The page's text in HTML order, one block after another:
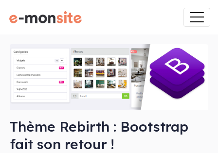
Thème Rebirth : Bootstrap
fait son retour !